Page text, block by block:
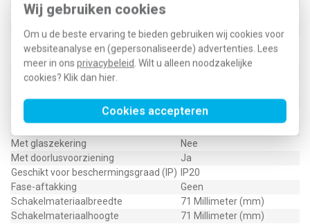
Wij gebruiken cookies
Om u de beste ervaring te bieden gebruiken wij cookies voor
websiteanalyse en (gepersonaliseerde) advertenties. Lees
meer in ons privacybeleid . Wilt u alleen noodzakelijke
cookies? Klik dan hier
Cookies accepteren
Nom. foutstroom
Bevestigingswijze
Klauw-/schroefbevestiging
Voor "verzwarende omstandigheden"
(conform VDE)
Nee
Opdruk/indicatie
Slagvastheid
IK03
Nee
Met glaszekering
Nee
Met doorlusvoorziening
Ja
Geschikt voor beschermingsgraad (IP)
IP20
Fase-aftakking
Geen
Schakelmateriaalbreedte
71 Millimeter (mm)
Schakelmateriaalhoogte
71 Millimeter (mm)